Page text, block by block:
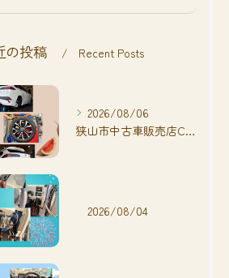
の投稿 Recent Posts
2026/08/06
狭山市中古車販売店CarShop FACT.🚗
2026/08/04